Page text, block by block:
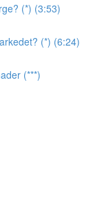
(*) (3:53)
(*) (6:24)
(***)